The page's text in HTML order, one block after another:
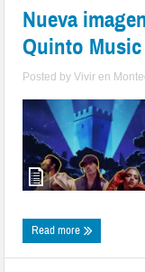
Nueva
Quinto Music
Posted byVivir en
Read more